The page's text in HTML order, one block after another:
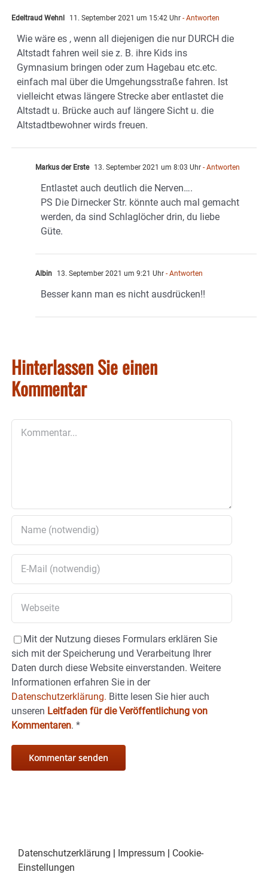
Edeltraud Wehnl 11. September 2021 um 15:42 Uhr - Antworten
Wie wäre es , wenn all diejenigen die nur DURCH die
Altstadt fahren weil sie z. B. ihre Kids ins
Gymnasium bringen oder zum Hagebau etc.etc.
einfach mal über die Umgehungsstraße fahren. Ist
vielleicht etwas längere Strecke aber entlastet die
Altstadt u. Brücke auch auf längere Sicht u. die
Altstadtbewohner wirds freuen.
Markus der Erste 13. September 2021 um 8:03 Uhr - Antworten
Entlastet auch deutlich die Nerven….
PS Die Dirnecker Str. könnte auch mal gemacht
werden, da sind Schlaglöcher drin, du liebe
Güte.
Albin 13. September 2021 um 9:21 Uhr - Antworten
Besser kann man es nicht ausdrücken!!
Hinterlassen Sie einen
Kommentar
Mit der Nutzung dieses Formulars erklären Sie
sich mit der Speicherung und Verarbeitung Ihrer
Daten durch diese Website einverstanden. Weitere
Informationen erfahren Sie in der
Datenschutzerklärung. Bitte lesen Sie hier auch
unseren Leitfaden für die Veröffentlichung von
Kommentaren. *
Datenschutzerklärung | Impressum | Cookie-
Einstellungen